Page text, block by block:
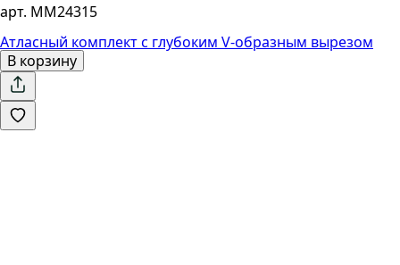
арт. MM24315
Атласный комплект с глубоким V-образным вырезом
В корзину